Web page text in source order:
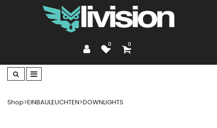
0 0
Shop>EINBAULEUCHTEN>DOWNLIGHTS